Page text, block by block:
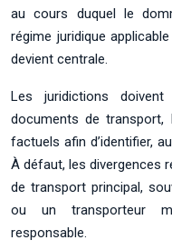
au cours duquel le
régime juridique
devient centrale.
Les juridictions
documents de
factuels afin d’identifier,
À défaut, les divergences
de transport principal,
ou un transporteur
responsable.